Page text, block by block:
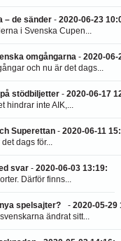
– de sänder - 2020-06-23
i Svenska Cupen...
omgångarna - 2020-06-
och nu är det dags...
stödbiljetter - 2020-06-17
hindrar inte AIK,...
Superettan - 2020-06-11
dags för...
svar - 2020-06-03 13:19:
Därför finns...
spelsajter? - 2020-05-29
ändrat sitt...